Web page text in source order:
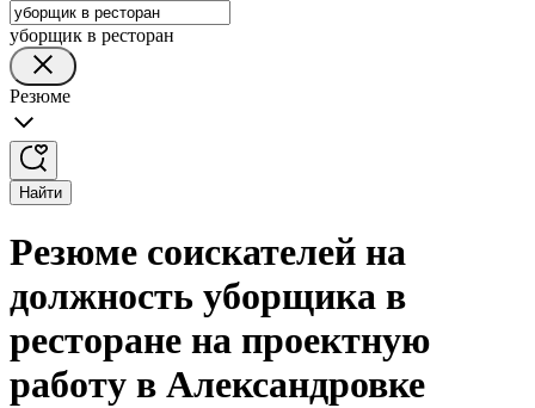
уборщик в ресторан
Резюме
Найти
Резюме соискателей на
должность уборщика в
ресторане на проектную
работу в Александровке